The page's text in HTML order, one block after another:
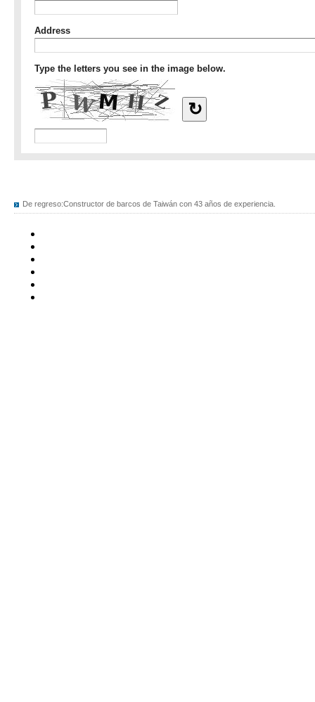
De regreso:Constructor de barcos de Taiwán con 43 años de experiencia.